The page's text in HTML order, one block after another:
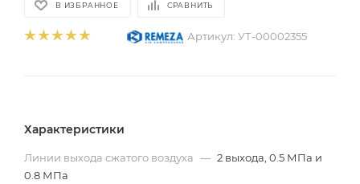
В ИЗБРАННОЕ СРАВНИТЬ
Артикул: УТ-00002355
Характеристики
Линии выхода сжатого воздуха — 2 выхода, 0.5 МПа и
0.8 МПа